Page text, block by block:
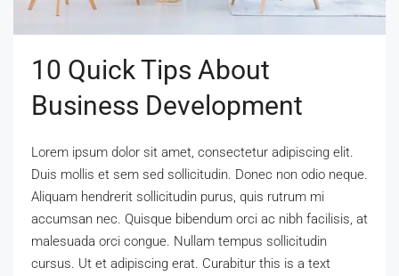
10 Quick Tips About
Business Development
Lorem ipsum dolor sit amet, consectetur adipiscing elit.
Duis mollis et sem sed sollicitudin. Donec non odio neque.
Aliquam hendrerit sollicitudin purus, quis rutrum mi
accumsan nec. Quisque bibendum orci ac nibh facilisis, at
malesuada orci congue. Nullam tempus sollicitudin
cursus. Ut et adipiscing erat. Curabitur this is a text